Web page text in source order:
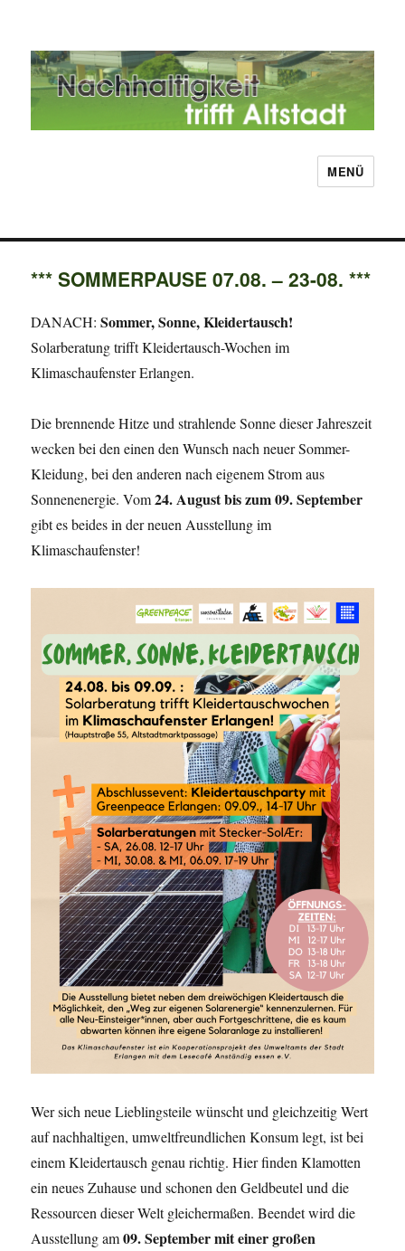
MENÜ
*** SOMMERPAUSE 07.08. – 23-08. ***
DANACH:Sommer, Sonne, Kleidertausch!
Solarberatung trifft Kleidertausch-Wochen im
Klimaschaufenster Erlangen.
Die brennende Hitze und strahlende Sonne dieser Jahreszeit
wecken bei den einen den Wunsch nach neuer Sommer-
Kleidung, bei den anderen nach eigenem Strom aus
Sonnenenergie. Vom24. August bis zum 09. September
gibt es beides in der neuen Ausstellung im
Klimaschaufenster!
Wer sich neue Lieblingsteile wünscht und gleichzeitig Wert
auf nachhaltigen, umweltfreundlichen Konsum legt, ist bei
einem Kleidertausch genau richtig. Hier finden Klamotten
ein neues Zuhause und schonen den Geldbeutel und die
Ressourcen dieser Welt gleichermaßen. Beendet wird die
Ausstellung am09. September mit einer großen